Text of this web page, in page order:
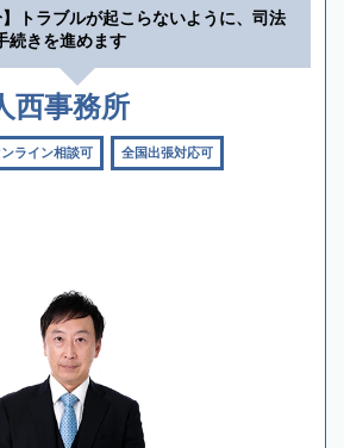
】トラブルが起こらないように、司法
続きを進めます
西事務所
ライン相談可 全国出張対応可